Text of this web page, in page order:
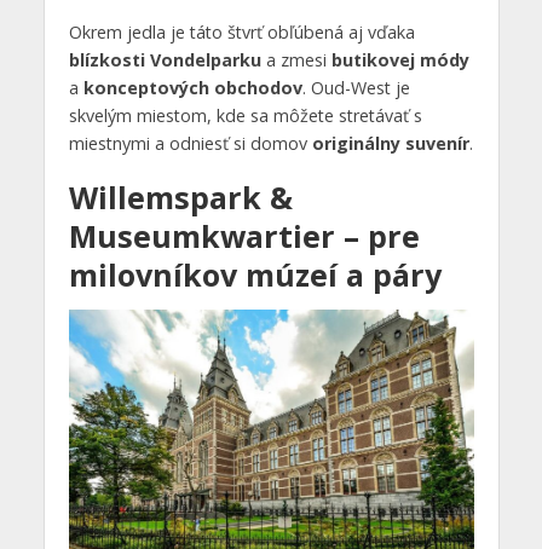
Okrem jedla je táto štvrť obľúbená aj vďaka
blízkosti Vondelparkua zmesi butikovej módy
a konceptových obchodov. Oud-West je
skvelým miestom, kde sa môžete stretávať s
miestnymi a odniesť si domov originálny suvenír.
Willemspark &
Museumkwartier – pre
milovníkov múzeí a páry